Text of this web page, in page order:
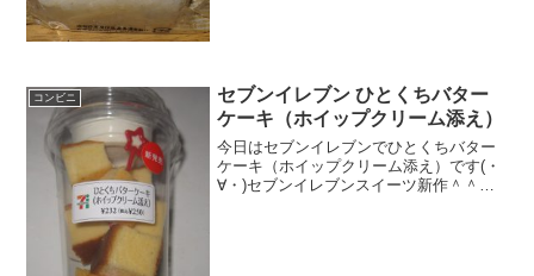
コンビニ
セブンイレブン ひとくちバター
ケーキ（ホイップクリーム添え）
今日はセブンイレブンでひとくちバター
ケーキ（ホイップクリーム添え）です(・
∀・)セブンイレブンスイーツ新作＾＾今